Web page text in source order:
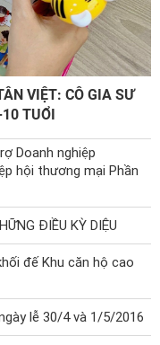
VIỆT: CÔ GIA SƯ
TUỔI
Doanh nghiệp
hội thương mại Phần
ĐIỀU KỲ DIỆU
đế Khu căn hộ cao
lễ 30/4 và 1/5/2016